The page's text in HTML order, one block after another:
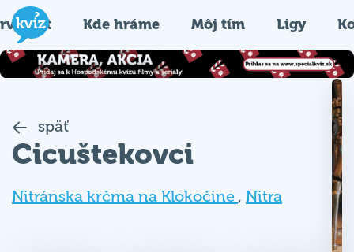
Kde hráme Môj tím Ligy
späť
Cicuštekovci
Nitránska krčma na Klokočine , Nitra